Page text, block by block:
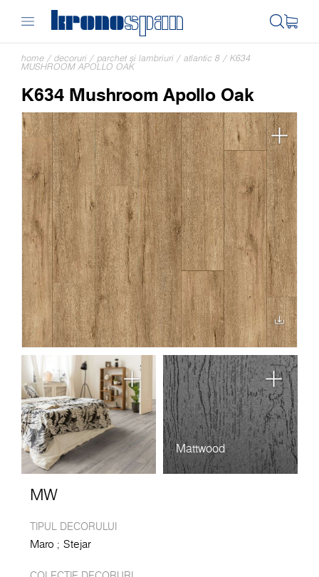
home / decoruri / parchet și lambriuri / atlantic 8 / K634
MUSHROOM APOLLO OAK
K634 Mushroom Apollo Oak
Mattwood
MW
TIPUL DECORULUI
Maro Stejar